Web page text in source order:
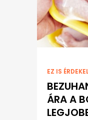
EZ IS
ÁRA A